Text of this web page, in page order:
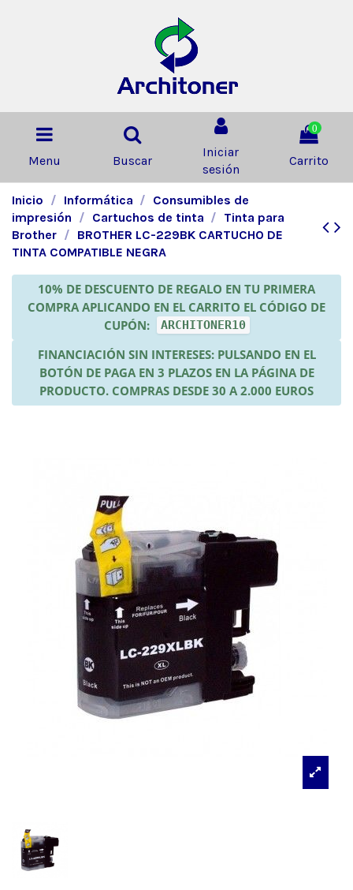
Menu Buscar
Iniciar
sesión
0
Carrito
Inicio Informática
Consumibles de
impresión
Cartuchos de tinta
Tinta para
Brother
BROTHER LC-229BK CARTUCHO DE
TINTA COMPATIBLE NEGRA
10% DE DESCUENTO DE REGALO EN TU PRIMERA
COMPRA APLICANDO EN EL CARRITO EL CÓDIGO DE
CUPÓN:
ARCHITONER10
FINANCIACIÓN SIN INTERESES: PULSANDO EN EL
BOTÓN DE PAGA EN 3 PLAZOS EN LA PÁGINA DE
PRODUCTO. COMPRAS DESDE 30 A 2.000 EUROS